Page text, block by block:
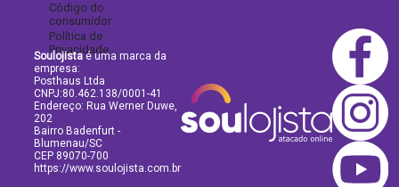
Código do
consumidor
Política de
Privacidade
Soulojistaé uma marca da
empresa:
Posthaus Ltda
CNPJ:80.462.138/0001-41
Endereço: Rua Werner Duwe,
202
Bairro Badenfurt -
Blumenau/SC
CEP 89070-700
https://www.soulojista.com.br